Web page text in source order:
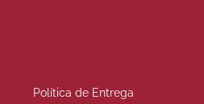
Política de Entrega